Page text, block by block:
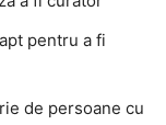
pentru a fi
de persoane cu